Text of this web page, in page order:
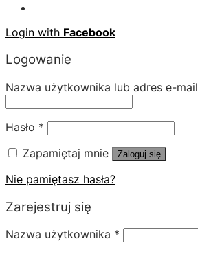
Login with Facebook
Logowanie
Nazwa użytkownika lub adres e-mail
Hasło *
Zapamiętaj mnie
Zaloguj się
Nie pamiętasz hasła?
Zarejestruj się
Nazwa użytkownika *